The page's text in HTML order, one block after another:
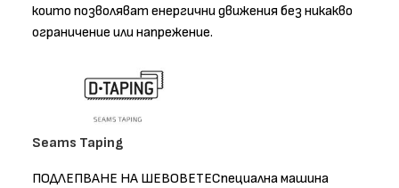
които позволяват енергични движения без никакво
ограничение или напрежение.
Seams Taping
ПОДЛЕПВАНЕ НА ШЕВОВЕТЕСпециална машина